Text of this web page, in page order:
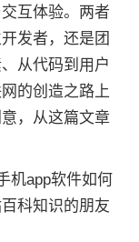
互体验。两者
发者，还是团
从代码到用户
的创造之路上
，从这篇文章
机app软件如何
科知识的朋友